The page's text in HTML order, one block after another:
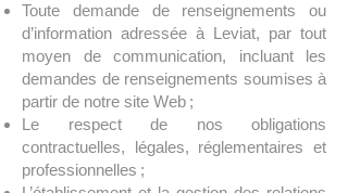
Toute demande de renseignements ou
d’information adressée à Leviat, par tout
moyen de communication, incluant les
demandes de renseignements soumises à
partir de notre site Web ;
Le respect de nos obligations
contractuelles, légales, réglementaires et
professionnelles ;